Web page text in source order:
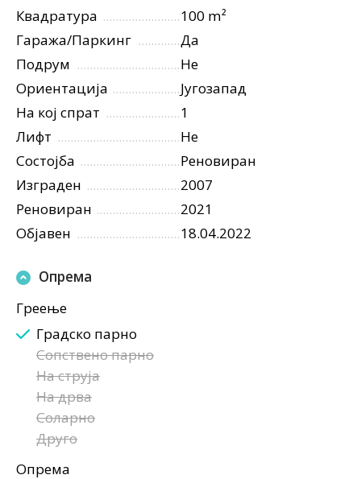
Квадратура
100 m²
Гаража/Паркинг
Да
Подрум
Не
Ориентација
Југозапад
На кој спрат
1
Лифт
Не
Состојба
Реновиран
Изграден
2007
Реновиран
2021
Објавен
18.04.2022
Опрема
Греење
Градско парно
Сопствено парно
На струја
На дрва
Соларно
Друго
Опрема